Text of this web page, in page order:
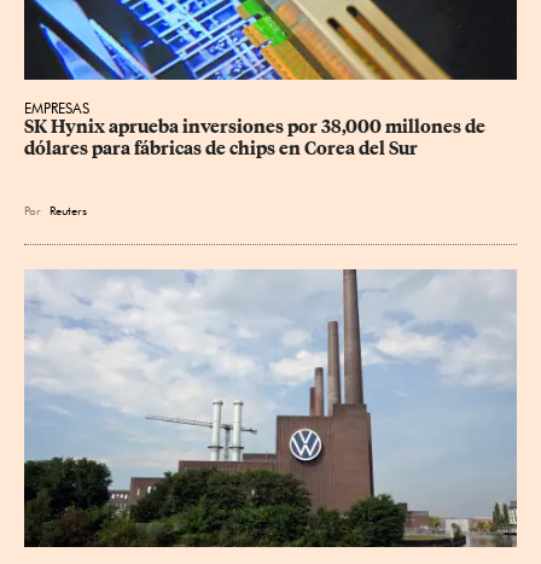
EMPRESAS
SK Hynix aprueba inversiones por 38,000 millones de
dólares para fábricas de chips en Corea del Sur
Por Reuters